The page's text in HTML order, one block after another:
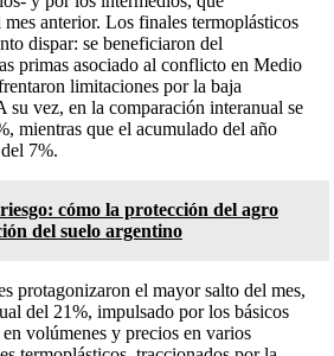
anterior. Los finales termoplásticos
dispar: se beneficiaron del
primas asociado al conflicto en Medio
limitaciones por la baja
vez, en la comparación interanual se
mientras que el acumulado del año
7%.
cómo la protección del agro
del suelo argentino
protagonizaron el mayor salto del mes,
del 21%, impulsado por los básicos
volúmenes y precios en varios